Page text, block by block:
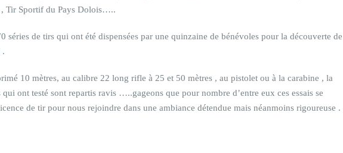
, Tir Sportif du Pays Dolois…..
séries de tirs qui ont été dispensées par une quinzaine de bénévoles pour la découverte de
.
10 mètres, au calibre 22 long rifle à 25 et 50 mètres , au pistolet ou à la carabine , la
ont testé sont repartis ravis …..gageons que pour nombre d’entre eux ces essais se
de tir pour nous rejoindre dans une ambiance détendue mais néanmoins rigoureuse .